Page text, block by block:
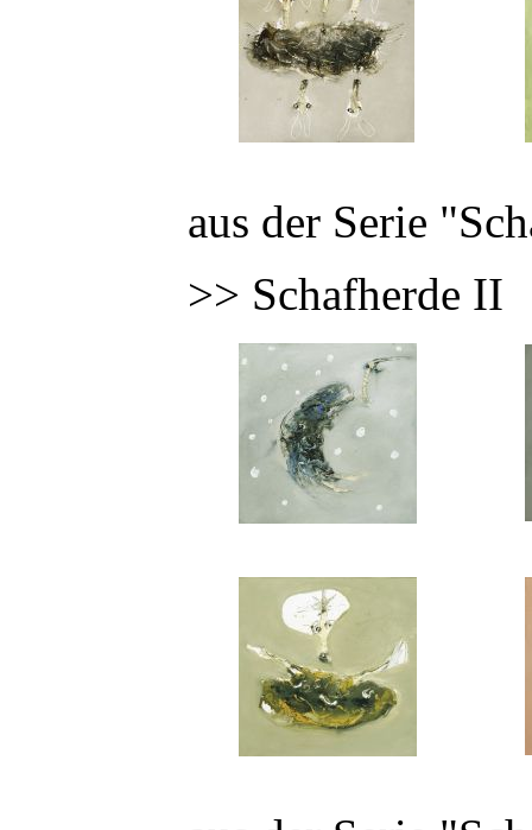
aus der Serie
>> Schafherde II